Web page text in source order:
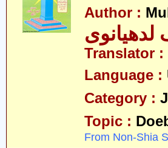
Author :
Translator :
Language :
Category :
Topic :
From Non-Shia